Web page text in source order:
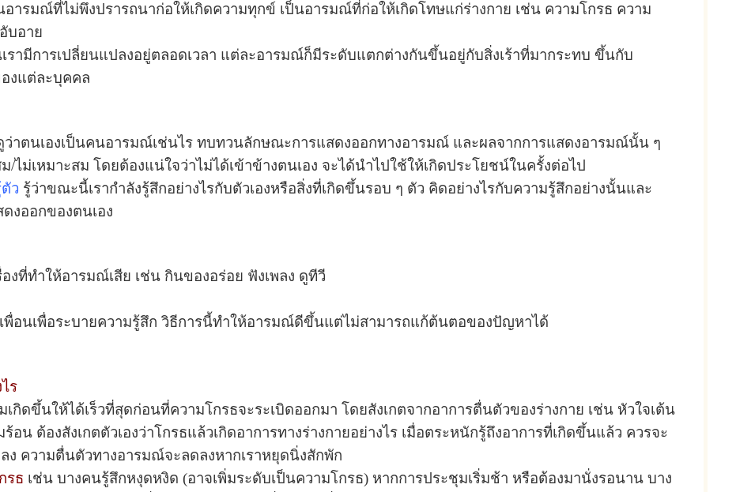
ารมณ์ที่ไม่พึงปรารถนาก่อให้เกิดความทุกข์ เป็นอารมณ์ที่ก่อให้เกิดโทษแก่ร่างกาย เช่น ความโกรธ ความ
บอาย
ปลี่ยนแปลงอยู่ตลอดเวลา แต่ละอารมณ์ก็มีระดับแตกต่างกันขึ้นอยู่กับสิ่งเร้าที่มากระทบ ขึ้นกับ
งแต่ละบุคคล
ว่าตนเองเป็นคนอารมณ์เช่นไร ทบทวนลักษณะการแสดงออกทางอารมณ์ และผลจากการแสดงอารมณ์นั้น ๆ
/ไม่เหมาะสม โดยต้องแน่ใจว่าไม่ได้เข้าข้างตนเอง จะได้นำไปใช้ให้เกิดประโยชน์ในครั้งต่อไป
ว รู้ว่าขณะนี้เรากำลังรู้สึกอย่างไรกับตัวเองหรือสิ่งที่เกิดขึ้นรอบ ๆ ตัว คิดอย่างไรกับความรู้สึกอย่างนั้นและ
งออกของตนเอง
งที่ทำให้อารมณ์เสีย เช่น กินของอร่อย ฟังเพลง ดูทีวี
พื่อนเพื่อระบายความรู้สึก วิธีการนี้ทำให้อารมณ์ดีขึ้นแต่ไม่สามารถแก้ต้นตอของปัญหาได้
ร
เกิดขึ้นให้ได้เร็วที่สุดก่อนที่ความโกรธจะระเบิดออกมา โดยสังเกตจากอาการตื่นตัวของร่างกาย เช่น หัวใจเต้น
อน ต้องสังเกตตัวเองว่าโกรธแล้วเกิดอาการทางร่างกายอย่างไร เมื่อตระหนักรู้ถึงอาการที่เกิดขึ้นแล้ว ควรจะ
ง ความตื่นตัวทางอารมณ์จะลดลงหากเราหยุดนิ่งสักพัก
รธ เช่น บางคนรู้สึกหงุดหงิด (อาจเพิ่มระดับเป็นความโกรธ) หากการประชุมเริ่มช้า หรือต้องมานั่งรอนาน บาง